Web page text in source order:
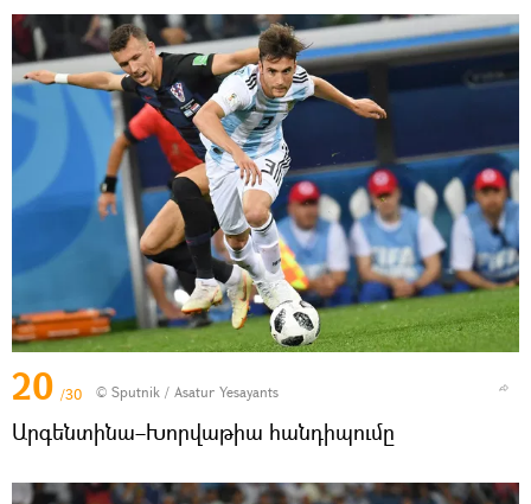
20 /30 © Sputnik / Asatur Yesayants
Արգենտինա–Խորվաթիա հանդիպումը